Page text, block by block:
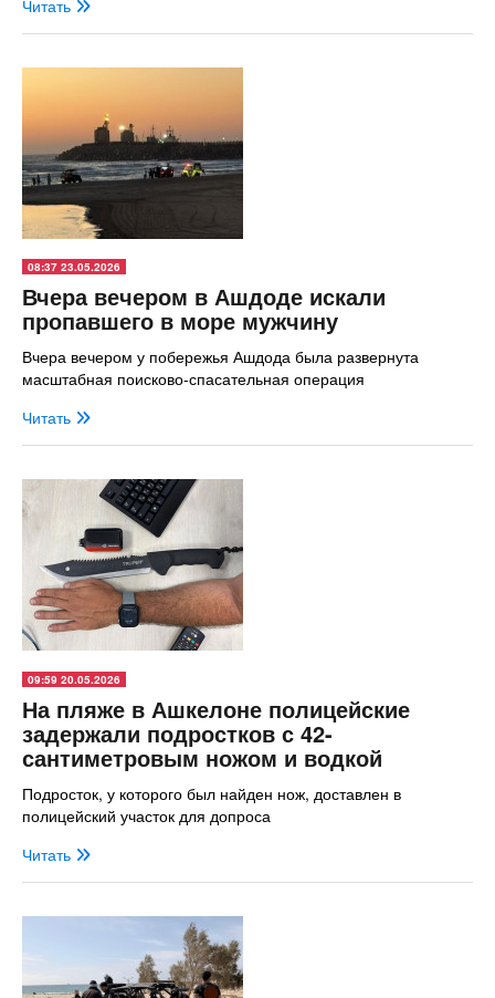
Читать
08:37 23.05.2026
Вчера вечером в Ашдоде искали
пропавшего в море мужчину
Вчера вечером у побережья Ашдода была развернута
масштабная поисково-спасательная операция
Читать
09:59 20.05.2026
На пляже в Ашкелоне полицейские
задержали подростков с 42-
сантиметровым ножом и водкой
Подросток, у которого был найден нож, доставлен в
полицейский участок для допроса
Читать